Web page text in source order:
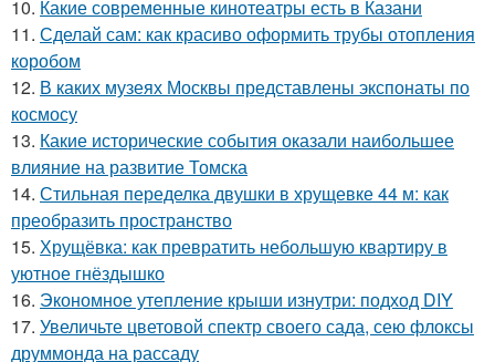
10. Какие современные кинотеатры есть в Казани
11. Сделай сам: как красиво оформить трубы отопления
коробом
12. В каких музеях Москвы представлены экспонаты по
космосу
13. Какие исторические события оказали наибольшее
влияние на развитие Томска
14. Стильная переделка двушки в хрущевке 44 м: как
преобразить пространство
15. Хрущёвка: как превратить небольшую квартиру в
уютное гнёздышко
16. Экономное утепление крыши изнутри: подход DIY
17. Увеличьте цветовой спектр своего сада, сею флоксы
друммонда на рассаду